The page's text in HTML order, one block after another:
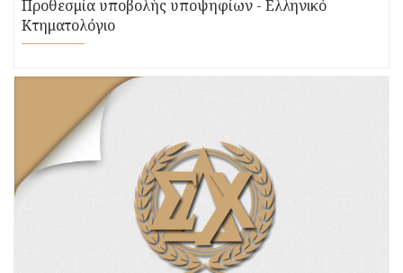
Προθεσμία υποβολής υποψηφίων - Ελληνικό
Κτηματολόγιο